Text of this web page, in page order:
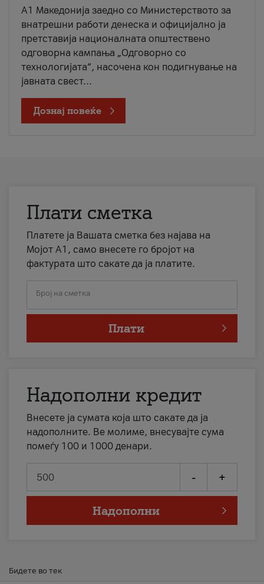
A1 Македонија заедно со Министерството за
внатрешни работи денеска и официјално ја
претставија националната општествено
одговорна кампања „Одговорно со
технологијата“, насочена кон подигнување на
јавната свест...
Дознај повеќе
Плати сметка
Платете ја Вашата сметка без најава на
Мојот А1, само внесете го бројот на
фактурата што сакате да ја платите.
Број на сметка
Плати
Надополни кредит
Внесете ја сумата која што сакате да ја
надополните. Ве молиме, внесувајте сума
помеѓу 100 и 1000 денари.
- +
Надополни
Бидете во тек